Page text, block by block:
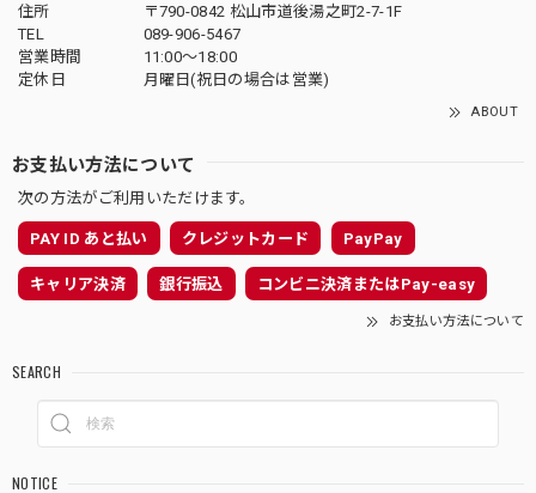
住所
〒790-0842 松山市道後湯之町2-7-1F
TEL
089-906-5467
営業時間
11:00〜18:00
定休日
月曜日(祝日の場合は営業)
ABOUT
お支払い方法について
次の方法がご利用いただけます。
PAY ID あと払い クレジットカード PayPay
キャリア決済 銀行振込 コンビニ決済またはPay-easy
お支払い方法について
SEARCH
NOTICE